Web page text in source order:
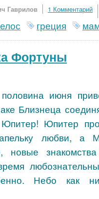
Гаврилов 1 Комментарий
греция
Фортуны
июня
Близнеца
Юпитер
любви, а
новые
Небо как